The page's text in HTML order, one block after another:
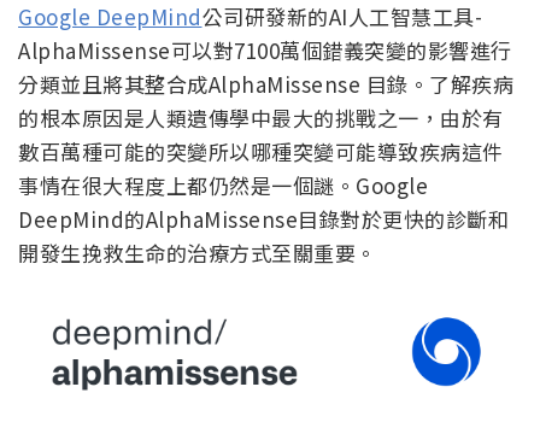
Google DeepMind公司研發新的AI人工智慧工具-
AlphaMissense可以對7100萬個錯義突變的影響進行
分類並且將其整合成AlphaMissense 目錄。了解疾病
的根本原因是人類遺傳學中最大的挑戰之一，由於有
數百萬種可能的突變所以哪種突變可能導致疾病這件
事情在很大程度上都仍然是一個謎。Google
DeepMind的AlphaMissense目錄對於更快的診斷和
開發生挽救生命的治療方式至關重要。